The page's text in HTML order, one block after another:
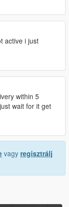
active i just
within 5
wait for it get
vagy regisztrálj